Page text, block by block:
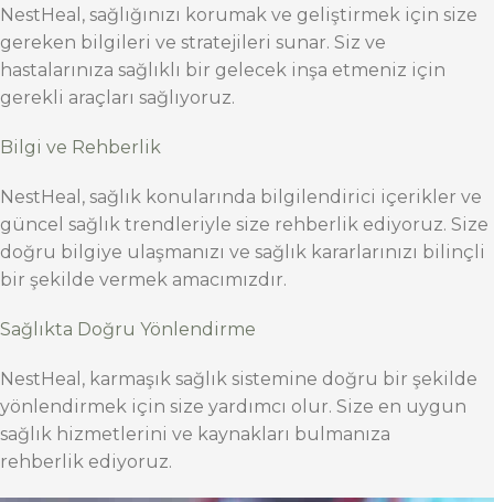
NestHeal, sağlığınızı korumak ve geliştirmek için size
gereken bilgileri ve stratejileri sunar. Siz ve
hastalarınıza sağlıklı bir gelecek inşa etmeniz için
gerekli araçları sağlıyoruz.
Bilgi ve Rehberlik
NestHeal, sağlık konularında bilgilendirici içerikler ve
güncel sağlık trendleriyle size rehberlik ediyoruz. Size
doğru bilgiye ulaşmanızı ve sağlık kararlarınızı bilinçli
bir şekilde vermek amacımızdır.
Sağlıkta Doğru Yönlendirme
NestHeal, karmaşık sağlık sistemine doğru bir şekilde
yönlendirmek için size yardımcı olur. Size en uygun
sağlık hizmetlerini ve kaynakları bulmanıza
rehberlik ediyoruz.